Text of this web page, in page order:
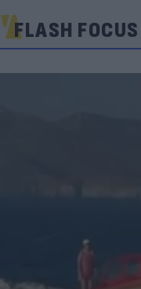
FLASH FOCUS